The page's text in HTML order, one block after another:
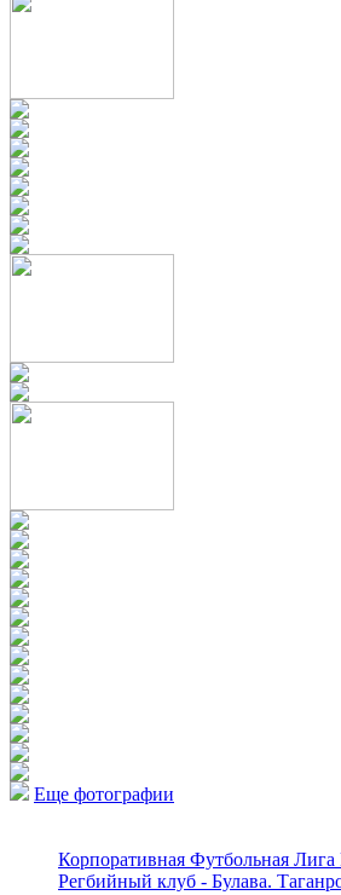
Еще фотографии
Корпоративная Футбольная
Регбийный клуб - Булава.